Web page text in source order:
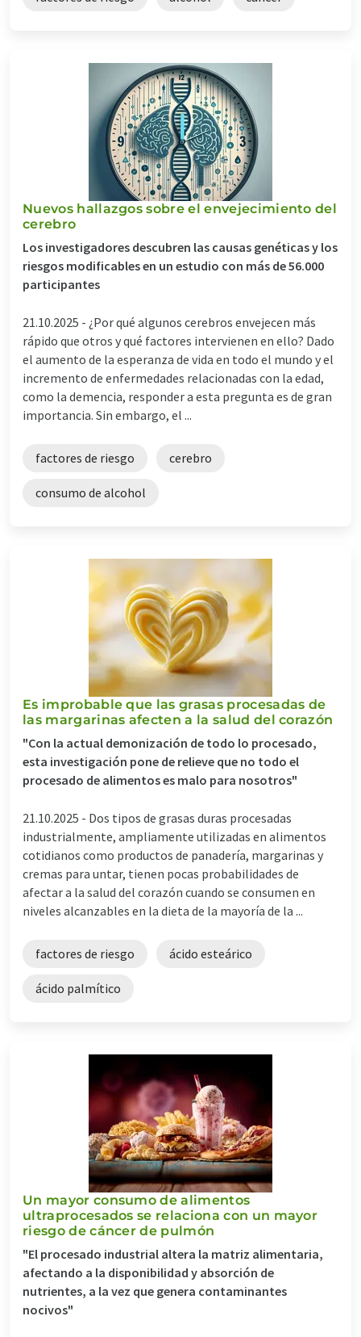
Nuevos hallazgos sobre el envejecimiento del
cerebro
Los investigadores descubren las causas genéticas y los
riesgos modificables en un estudio con más de 56.000
participantes
21.10.2025 - ¿Por qué algunos cerebros envejecen más
rápido que otros y qué factores intervienen en ello? Dado
el aumento de la esperanza de vida en todo el mundo y el
incremento de enfermedades relacionadas con la edad,
como la demencia, responder a esta pregunta es de gran
importancia. Sin embargo, el ...
factores de riesgo cerebro
consumo de alcohol
Es improbable que las grasas procesadas de
las margarinas afecten a la salud del corazón
"Con la actual demonización de todo lo procesado,
esta investigación pone de relieve que no todo el
procesado de alimentos es malo para nosotros"
21.10.2025 - Dos tipos de grasas duras procesadas
industrialmente, ampliamente utilizadas en alimentos
cotidianos como productos de panadería, margarinas y
cremas para untar, tienen pocas probabilidades de
afectar a la salud del corazón cuando se consumen en
niveles alcanzables en la dieta de la mayoría de la ...
factores de riesgo ácido esteárico
ácido palmítico
Un mayor consumo de alimentos
ultraprocesados se relaciona con un mayor
riesgo de cáncer de pulmón
"El procesado industrial altera la matriz alimentaria,
afectando a la disponibilidad y absorción de
nutrientes, a la vez que genera contaminantes
nocivos"